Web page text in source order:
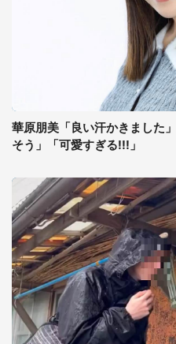
華原朋美「良い汗かきました
そう」「可愛すぎる!!!」